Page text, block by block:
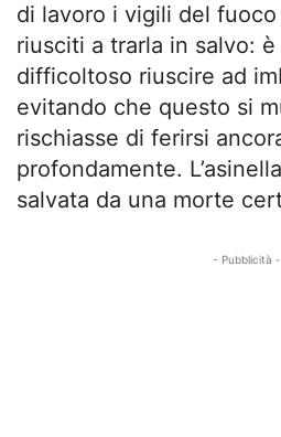
di lavoro i vigili del
riusciti a trarla in salvo:
difficoltoso riuscire ad
evitando che questo si
rischiasse di ferirsi
profondamente.
salvata da una morte
- Pubblicità -